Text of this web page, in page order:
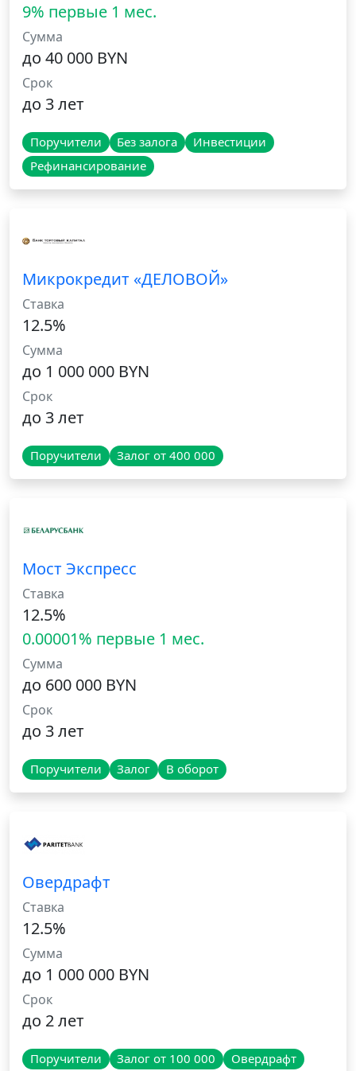
9% первые 1 мес.
Сумма
до 40 000 BYN
Срок
до 3 лет
Поручители Без залога
Инвестиции
Рефинансирование
Микрокредит «ДЕЛОВОЙ»
Ставка
12.5%
Сумма
до 1 000 000 BYN
Срок
до 3 лет
Поручители Залог от 400 000
Мост Экспресс
Ставка
12.5%
0.00001% первые 1 мес.
Сумма
до 600 000 BYN
Срок
до 3 лет
Поручители Залог В оборот
Овердрафт
Ставка
12.5%
Сумма
до 1 000 000 BYN
Срок
до 2 лет
Поручители Залог от 100 000 Овердрафт